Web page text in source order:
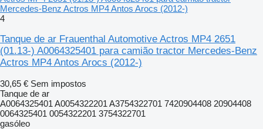
Mercedes-Benz Actros MP4 Antos Arocs (2012-)
4
Tanque de ar Frauenthal Automotive Actros MP4 2651
(01.13-) A0064325401 para camião tractor Mercedes-Benz
Actros MP4 Antos Arocs (2012-)
30,65 € Sem impostos
Tanque de ar
A0064325401 A0054322201 A3754322701 7420904408 20904408
0064325401 0054322201 3754322701
gasóleo